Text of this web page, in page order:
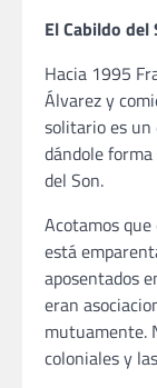
El Cabildo del
Hacia 1995
Álvarez y
solitario es un
dándole
del Son.
Acotamos
está
aposentados
eran
mutuamente.
coloniales y